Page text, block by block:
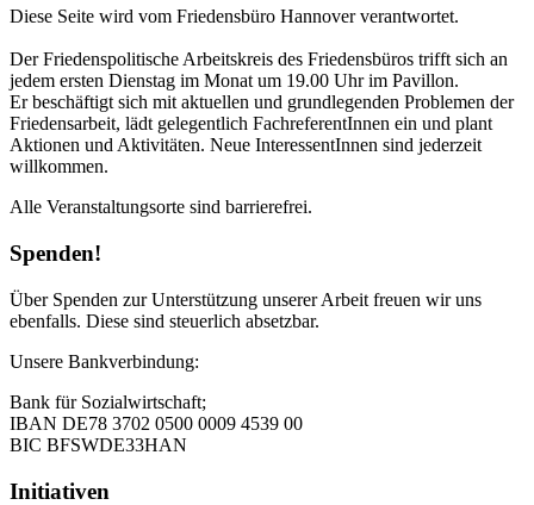
Diese Seite wird vom Friedensbüro Hannover verantwortet.
Der Friedenspolitische Arbeitskreis des Friedensbüros trifft sich an
jedem ersten Dienstag im Monat um 19.00 Uhr im Pavillon.
Er beschäftigt sich mit aktuellen und grundlegenden Problemen der
Friedensarbeit, lädt gelegentlich FachreferentInnen ein und plant
Aktionen und Aktivitäten. Neue InteressentInnen sind jederzeit
willkommen.
Alle Veranstaltungsorte sind barrierefrei.
Spenden!
Über Spenden zur Unterstützung unserer Arbeit freuen wir uns
ebenfalls. Diese sind steuerlich absetzbar.
Unsere Bankverbindung:
Bank für Sozialwirtschaft;
IBAN DE78 3702 0500 0009 4539 00
BIC BFSWDE33HAN
Initiativen